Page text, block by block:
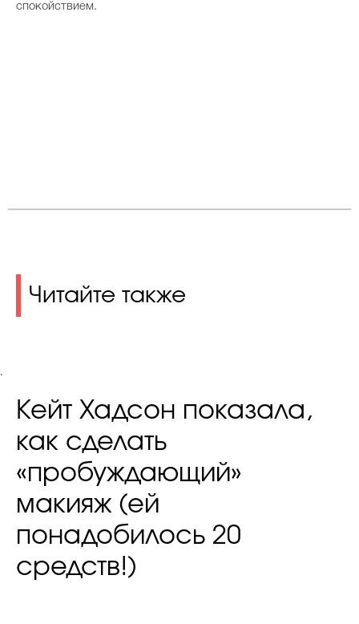
спокойствием.
Читайте также
.
Кейт Хадсон показала,
как сделать
«пробуждающий»
макияж (ей
понадобилось 20
средств!)